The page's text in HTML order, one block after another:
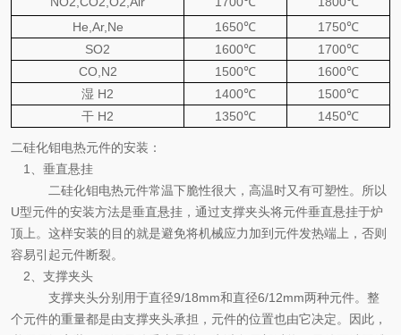
He,Ar,Ne
1650℃ 1750℃
SO2
1600℃ 1700℃
CO,N2
1500℃ 1600℃
湿 H2 1400℃ 1500℃
干 H2 1350℃ 1450℃
二硅化钼电热元件的安装：
1
、垂直悬挂
二硅化钼电热元件常温下脆性很大，高温时又有可塑性。所以
U型元件的安装方法是垂直悬挂，通过支撑夹头将元件垂直悬挂于炉
顶上。这样安装的目的就是避免将机械应力加到元件发热端上，否则
容易引起元件断裂。
2 、支撑夹头
支撑夹头分别用于直径9/18mm和直径6/12mm两种元件。整
个元件的重量都是由支撑夹头承担，元件的位置也由它决定。因此，